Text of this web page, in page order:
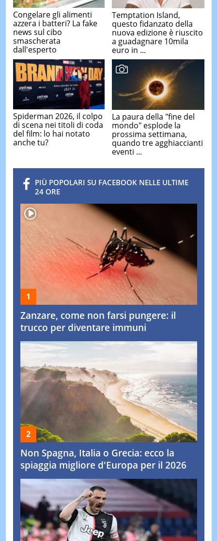
Congelare gli alimenti
azzera i batteri? La fake
news sul cibo
smascherata
dall'esperto
Temptation Island,
questo fidanzato della
nuova edizione è riuscito
a guadagnare 10mila
euro in ...
Spiderman 2026, il colpo
di scena nei titoli di coda
del film: lo hai notato
anche tu?
La paura della "fine del
mondo" esplode la
prossima settimana,
quando tre agghiaccianti
eventi ...
PIÙ POPOLARI SU FACEBOOK NELLE ULTIME
24 ORE
Zanzare, come non farsi pungere: il
trucco per diventare immuni
Non Spagna, Italia o Grecia: ecco la
spiaggia migliore d'Europa per il 2026